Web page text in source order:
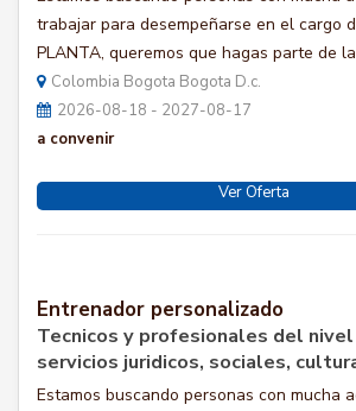
trabajar para desempeñarse en el cargo
PLANTA, queremos que hagas parte de
Colombia Bogota Bogota D.c.
2026-08-18 - 2027-08-17
a convenir
Ver Oferta
Entrenador personalizado
Tecnicos y profesionales del
servicios juridicos, sociales,
Estamos buscando personas con mucha